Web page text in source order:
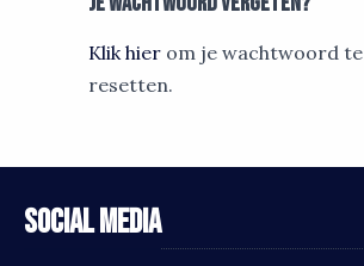
Klik hier om je wachtwoord te
resetten.
Social media